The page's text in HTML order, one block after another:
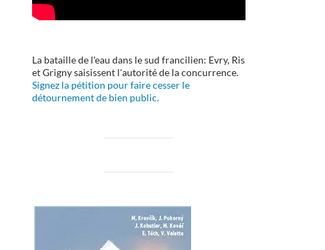
La bataille de l'eau dans le sud francilien: Evry, Ris
et Grigny saisissent l'autorité de la concurrence.
Signez la pétition pour faire cesser le
détournement de bien public.